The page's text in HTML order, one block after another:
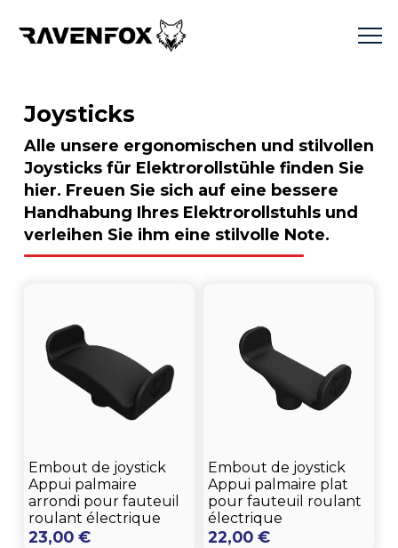
Joysticks
Alle unsere ergonomischen und stilvollen
Joysticks für Elektrorollstühle finden Sie
hier. Freuen Sie sich auf eine bessere
Handhabung Ihres Elektrorollstuhls und
verleihen Sie ihm eine stilvolle Note.
Embout de joystick
Appui palmaire
arrondi pour fauteuil
roulant électrique
23,00 €
Embout de joystick
Appui palmaire plat
pour fauteuil roulant
électrique
22,00 €